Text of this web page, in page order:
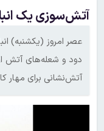
آتش‌سوزی یک
عصر امروز (یکشنبه)
دود و شعله‌های آتش
آتش‌نشانی برای مهار